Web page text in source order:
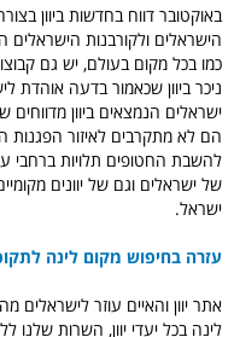
באוקטובר דווח בחדשות ביוון
הישראלים ולקורבנות
כמו בכל מקום בעולם, יש גם
ניכר ביוון שכאמור בדעה אוהדת
ישראלים הנמצאים ביוון
הם לא מתקרבים לאיזור הפגנות
להשבת החטופים תלויות ברחבי
של ישראלים וגם של יוונים
ישראל.
עזרה בחיפוש מקום לינה
אתר יוון והאיים עוזר
לינה בכל יעדי יוון, השרות